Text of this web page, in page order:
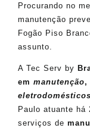
Procurando no
manutenção
Fogão Piso
assunto.
A Tec Serv by
em manutenção,
eletrodomésticos
Paulo atuante há
serviços de